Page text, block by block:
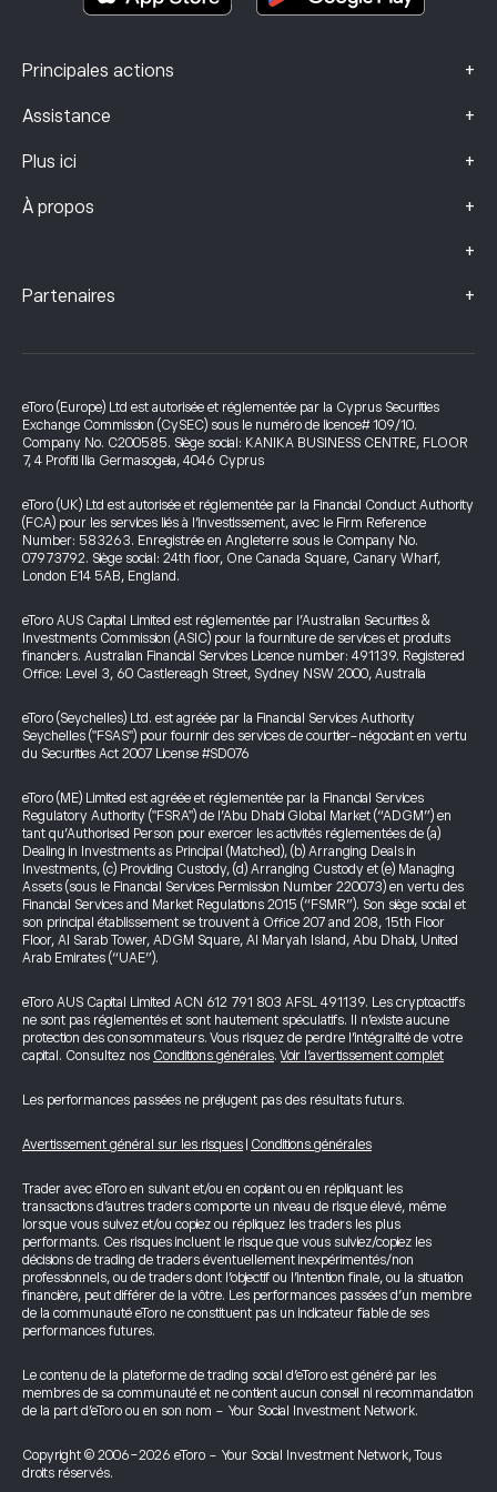
Principales actions +
Assistance +
Plus ici +
À propos +
+
Partenaires +
eToro (Europe) Ltd est autorisée et réglementée par la Cyprus Securities
Exchange Commission (CySEC) sous le numéro de licence# 109/10.
Company No. C200585. Siège social: KANIKA BUSINESS CENTRE, FLOOR
7, 4 Profiti Ilia Germasogeia, 4046 Cyprus
eToro (UK) Ltd est autorisée et réglementée par la Financial Conduct Authority
(FCA) pour les services liés à l’investissement, avec le Firm Reference
Number: 583263. Enregistrée en Angleterre sous le Company No.
07973792. Siège social: 24th floor, One Canada Square, Canary Wharf,
London E14 5AB, England.
eToro AUS Capital Limited est réglementée par l’Australian Securities &
Investments Commission (ASIC) pour la fourniture de services et produits
financiers. Australian Financial Services Licence number: 491139. Registered
Office: Level 3, 60 Castlereagh Street, Sydney NSW 2000, Australia
eToro (Seychelles) Ltd. est agréée par la Financial Services Authority
Seychelles ("FSAS") pour fournir des services de courtier-négociant en vertu
du Securities Act 2007 License #SD076
eToro (ME) Limited est agréée et réglementée par la Financial Services
Regulatory Authority ("FSRA") de l’Abu Dhabi Global Market (“ADGM”) en
tant qu’Authorised Person pour exercer les activités réglementées de (a)
Dealing in Investments as Principal (Matched), (b) Arranging Deals in
Investments, (c) Providing Custody, (d) Arranging Custody et (e) Managing
Assets (sous le Financial Services Permission Number 220073) en vertu des
Financial Services and Market Regulations 2015 (“FSMR”). Son siège social et
son principal établissement se trouvent à Office 207 and 208, 15th Floor
Floor, Al Sarab Tower, ADGM Square, Al Maryah Island, Abu Dhabi, United
Arab Emirates (“UAE”).
eToro AUS Capital Limited ACN 612 791 803 AFSL 491139. Les cryptoactifs
ne sont pas réglementés et sont hautement spéculatifs. Il n’existe aucune
protection des consommateurs. Vous risquez de perdre l’intégralité de votre
capital. Consultez nos Conditions générales.Voir l’avertissement complet
Les performances passées ne préjugent pas des résultats futurs.
Avertissement général sur les risques Conditions générales
Trader avec eToro en suivant et/ou en copiant ou en répliquant les
transactions d’autres traders comporte un niveau de risque élevé, même
lorsque vous suivez et/ou copiez ou répliquez les traders les plus
performants. Ces risques incluent le risque que vous suiviez/copiez les
décisions de trading de traders éventuellement inexpérimentés/non
professionnels, ou de traders dont l’objectif ou l’intention finale, ou la situation
financière, peut différer de la vôtre. Les performances passées d’un membre
de la communauté eToro ne constituent pas un indicateur fiable de ses
performances futures.
Le contenu de la plateforme de trading social d’eToro est généré par les
membres de sa communauté et ne contient aucun conseil ni recommandation
de la part d’eToro ou en son nom - Your Social Investment Network.
Copyright © 2006-2026 eToro - Your Social Investment Network, Tous
droits réservés.